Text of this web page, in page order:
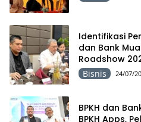
Identifikasi
dan Bank
Roadshow
Bisnis 24/07/
BPKH dan
BPKH Apps,